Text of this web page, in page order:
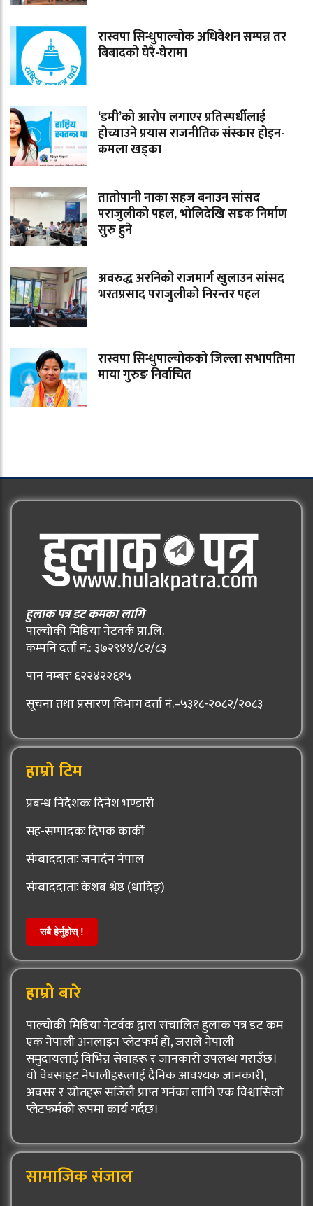
रास्वपा सिन्धुपाल्चोक अधिवेशन सम्पन्न तर
बिबादको घेरै-घेरामा
‘डमी’को आरोप लगाएर प्रतिस्पर्धीलाई
होच्याउने प्रयास राजनीतिक संस्कार होइन-
कमला खड्का
तातोपानी नाका सहज बनाउन सांसद
पराजुलीको पहल, भोलिदेखि सडक निर्माण
सुरु हुने
अवरुद्ध अरनिको राजमार्ग खुलाउन सांसद
भरतप्रसाद पराजुलीको निरन्तर पहल
रास्वपा सिन्धुपाल्चोकको जिल्ला सभापतिमा
माया गुरुङ निर्वाचित
हुलाक पत्र डट कमका लागि
पाल्चोकी मिडिया नेटवर्क प्रा.लि.
कम्पनि दर्ता नं.: ३७२९४४/८२/८३
पान नम्बरः ६२२४२२६१५
सूचना तथा प्रसारण विभाग दर्ता नं.–५३१८-२०८२/२०८३
हाम्रो टिम
प्रबन्ध निर्देशकः दिनेश भण्डारी
सह-सम्पादकः दिपक कार्की
संम्बाददाताः जनार्दन नेपाल
संम्बाददाताः केशब श्रेष्ठ (धादिङ्)
सबै हेर्नुहोस् !
हाम्रो बारे
पाल्चोकी मिडिया नेटर्वक द्वारा संचालित हुलाक पत्र डट कम
एक नेपाली अनलाइन प्लेटफर्म हो, जसले नेपाली
समुदायलाई विभिन्न सेवाहरू र जानकारी उपलब्ध गराउँछ।
यो वेबसाइट नेपालीहरूलाई दैनिक आवश्यक जानकारी,
अवसर र स्रोतहरू सजिलै प्राप्त गर्नका लागि एक विश्वासिलो
प्लेटफर्मको रूपमा कार्य गर्दछ।
सामाजिक संजाल